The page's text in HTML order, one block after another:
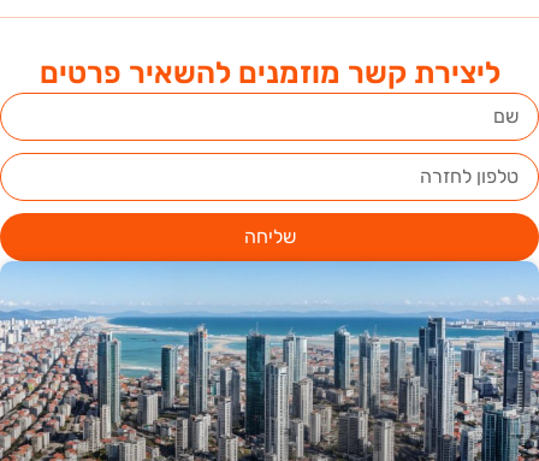
ליצירת קשר מוזמנים להשאיר פרטים
שליחה